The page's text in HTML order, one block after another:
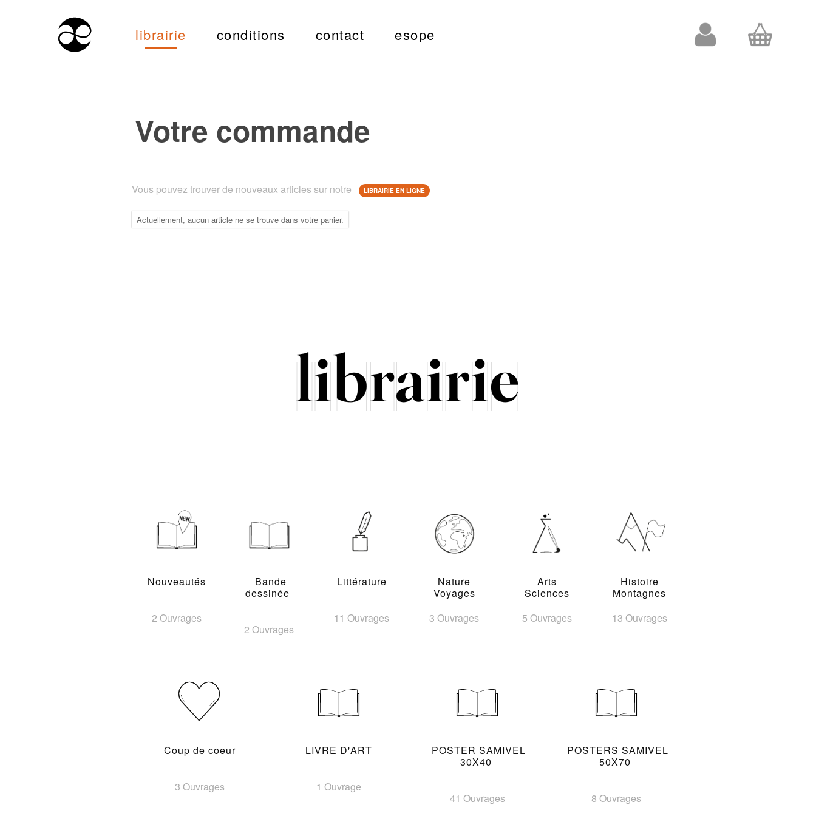
librairie conditions contact esope
Votre commande
Vous pouvez trouver de nouveaux articles sur notre LIBRAIRIE EN LIGNE
Actuellement, aucun article ne se trouve dans votre panier.
Nouveautés
2 Ouvrages
Bande
dessinée
2 Ouvrages
Littérature
11 Ouvrages
Nature
Voyages
3 Ouvrages
Arts
Sciences
5 Ouvrages
Histoire
Montagnes
13 Ouvrages
Coup de coeur
3 Ouvrages
LIVRE D'ART
1 Ouvrage
POSTER SAMIVEL
30X40
41 Ouvrages
POSTERS SAMIVEL
50X70
8 Ouvrages